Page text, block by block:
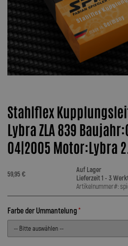
Stahlflex
Lybra ZLA 839
04|2005 Motor:Lybra
59,95 €
Auf Lager
Lieferzeit 1 - 3
Artikelnummer#:
Farbe der Ummantelung